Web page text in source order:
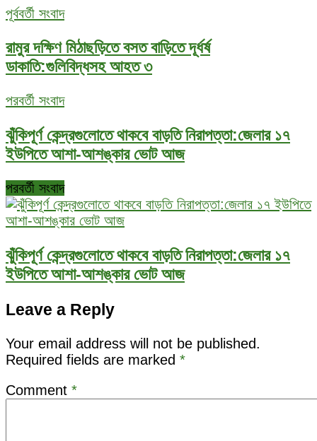
পূর্ববর্তী সংবাদ
রামুর দক্ষিণ মিঠাছড়িতে বসত বাড়িতে দূর্ধর্ষ
ডাকাতি:গুলিবিদ্ধসহ আহত ৩
পরবর্তী সংবাদ
ঝুঁকিপূর্ণ কেন্দ্রগুলোতে থাকবে বাড়তি নিরাপত্তা:জেলার ১৭
ইউপিতে আশা-আশঙ্কার ভোট আজ
পরবর্তী সংবাদ
ঝুঁকিপূর্ণ কেন্দ্রগুলোতে থাকবে বাড়তি নিরাপত্তা:জেলার ১৭
ইউপিতে আশা-আশঙ্কার ভোট আজ
Leave a Reply
Your email address will not be published.
Required fields are marked *
Comment *